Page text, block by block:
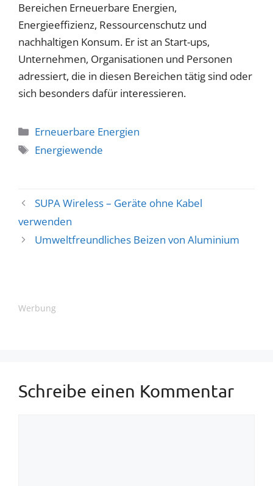
Bereichen Erneuerbare Energien,
Energieeffizienz, Ressourcenschutz und
nachhaltigen Konsum. Er ist an Start-ups,
Unternehmen, Organisationen und Personen
adressiert, die in diesen Bereichen tätig sind oder
sich besonders dafür interessieren.
Kategorien
Erneuerbare Energien
Schlagwörter
Energiewende
SUPA Wireless – Geräte ohne Kabel
verwenden
Umweltfreundliches Beizen von Aluminium
Werbung
Schreibe einen Kommentar